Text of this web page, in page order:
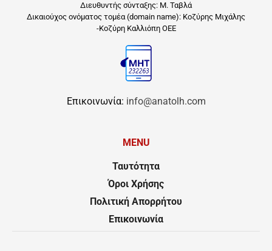
Διευθυντής σύνταξης: Μ. Ταβλά
Δικαιούχος ονόματος τομέα (domain name): Κοζύρης Μιχάλης
-Κοζύρη Καλλιόπη ΟΕΕ
Επικοινωνία: info@anatolh.com
MENU
Ταυτότητα
Όροι Χρήσης
Πολιτική Απορρήτου
Επικοινωνία